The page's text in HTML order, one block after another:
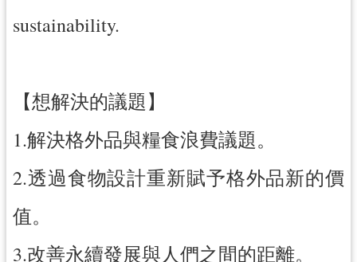
策
網
站
資
開
宣
告
sustainability.
【想解決的議題】
1.解決格外品與糧食浪費議題。
2.透過食物設計重新賦予格外品新的價
值。
3.改善永續發展與人們之間的距離。